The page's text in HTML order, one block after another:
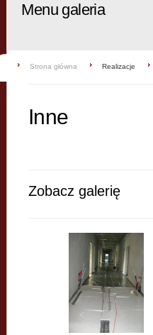
Menu galeria
Strona główna Realizacje
Inne
Zobacz galerię